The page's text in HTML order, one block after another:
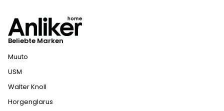
Beliebte Marken
Muuto
USM
Walter Knoll
Horgenglarus